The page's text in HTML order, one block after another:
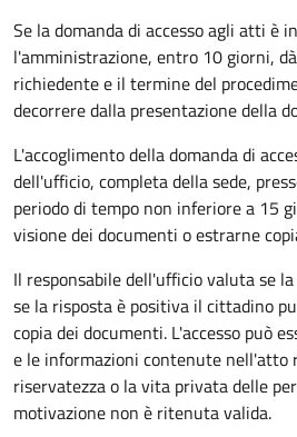
Se la domanda di accesso agli atti è
l'amministrazione, entro 10 giorni,
richiedente e il termine del
decorrere dalla presentazione della
L'accoglimento della domanda di
dell'ufficio, completa della sede,
periodo di tempo non inferiore a 15
visione dei documenti o estrarne
Il responsabile dell'ufficio valuta se
se la risposta è positiva il cittadino
copia dei documenti. L'accesso può
e le informazioni contenute nell'atto
riservatezza o la vita privata delle
motivazione non è ritenuta valida.